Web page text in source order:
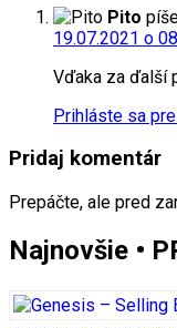
Pito
19.07.2021 o
Vďaka za ďalší
Prihláste sa
Pridaj komentár
Prepáčte, ale pred
Najnovšie •